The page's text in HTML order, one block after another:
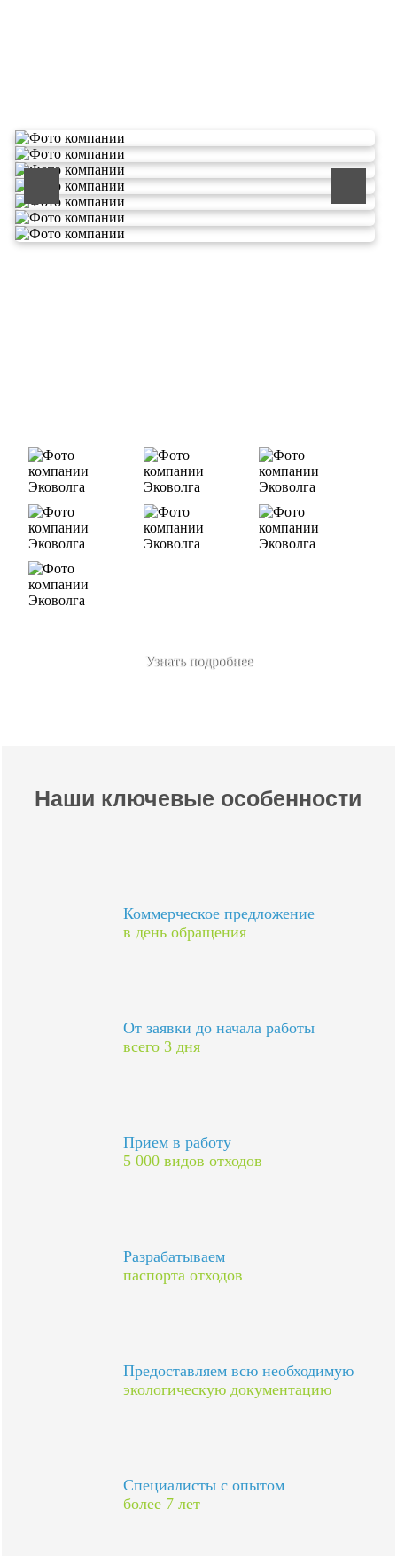
ООО «ЭКОВОЛГА» является современной и
Узнать подробнее
Наши ключевые особенности
Коммерческое предложение
в день обращения
От заявки до начала работы
всего 3 дня
Прием в работу
5 000 видов отходов
Разрабатываем
паспорта отходов
Предоставляем всю необходимую
экологическую документацию
Специалисты с опытом
более 7 лет